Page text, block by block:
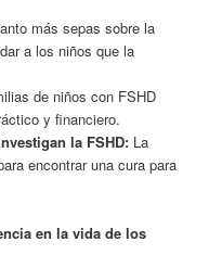
más sepas sobre la
a los niños que la
de niños con FSHD
y financiero.
la FSHD:La
encontrar una cura para
en la vida de los